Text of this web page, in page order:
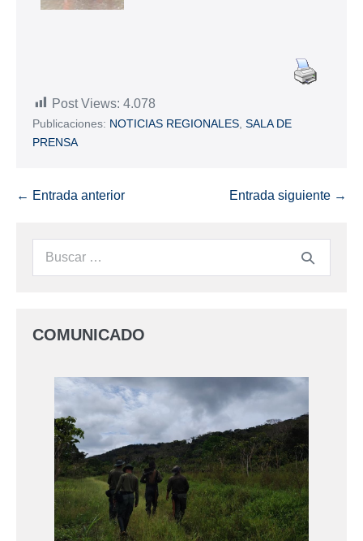
Post Views: 4.078
Publicaciones: NOTICIAS REGIONALES SALA DE
PRENSA
← Entrada anterior Entrada siguiente →
COMUNICADO